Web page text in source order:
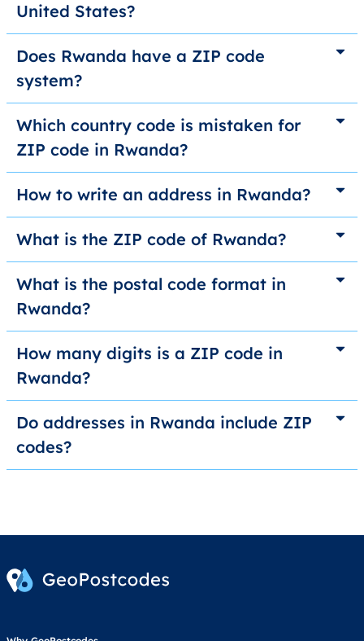
United States?
Does Rwanda have a ZIP code
system?
Which country code is mistaken for
ZIP code in Rwanda?
How to write an address in Rwanda?
What is the ZIP code of Rwanda?
What is the postal code format in
Rwanda?
How many digits is a ZIP code in
Rwanda?
Do addresses in Rwanda include ZIP
codes?